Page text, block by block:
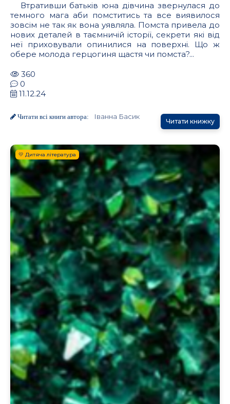
Втративши батьків юна дівчина звернулася до
темного мага аби помститись та все виявилося
зовсім не так як вона уявляла. Помста привела до
нових деталей в таємничій історії, секрети які від
неї приховували опинилися на поверхні. Що ж
обере молода герцогиня щастя чи помста?...
360
0
11.12.24
Читати всі книги автора: Іванна Басик
Читати книжку
💛 Дитяча література